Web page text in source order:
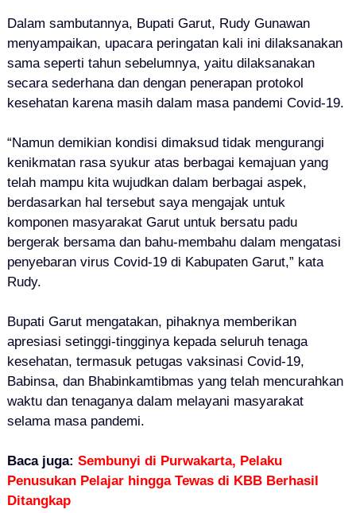
Dalam sambutannya, Bupati Garut, Rudy Gunawan
menyampaikan, upacara peringatan kali ini dilaksanakan
sama seperti tahun sebelumnya, yaitu dilaksanakan
secara sederhana dan dengan penerapan protokol
kesehatan karena masih dalam masa pandemi Covid-19.
“Namun demikian kondisi dimaksud tidak mengurangi
kenikmatan rasa syukur atas berbagai kemajuan yang
telah mampu kita wujudkan dalam berbagai aspek,
berdasarkan hal tersebut saya mengajak untuk
komponen masyarakat Garut untuk bersatu padu
bergerak bersama dan bahu-membahu dalam mengatasi
penyebaran virus Covid-19 di Kabupaten Garut,” kata
Rudy.
Bupati Garut mengatakan, pihaknya memberikan
apresiasi setinggi-tingginya kepada seluruh tenaga
kesehatan, termasuk petugas vaksinasi Covid-19,
Babinsa, dan Bhabinkamtibmas yang telah mencurahkan
waktu dan tenaganya dalam melayani masyarakat
selama masa pandemi.
Baca juga: Sembunyi di Purwakarta, Pelaku
Penusukan Pelajar hingga Tewas di KBB Berhasil
Ditangkap